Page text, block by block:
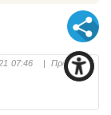
07:46 |
Προβολές: